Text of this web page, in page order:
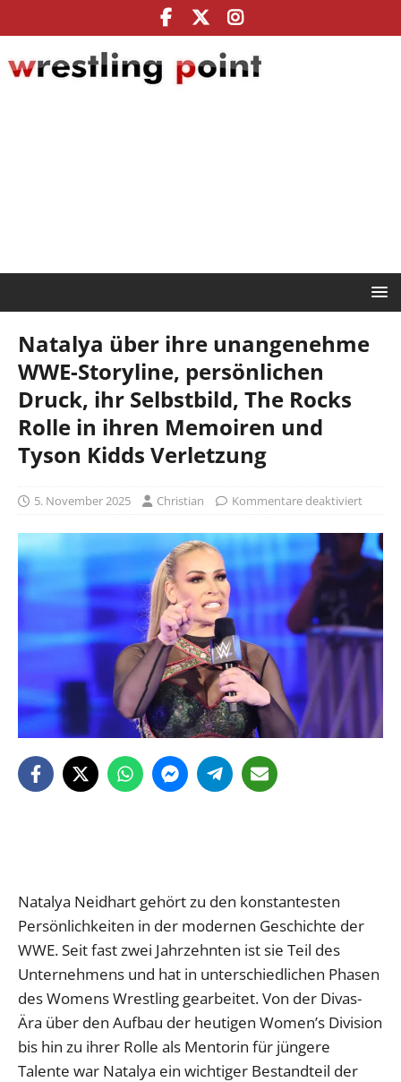
Natalya über ihre unangenehme
WWE-Storyline, persönlichen
Druck, ihr Selbstbild, The Rocks
Rolle in ihren Memoiren und
Tyson Kidds Verletzung
5. November 2025 Christian Kommentare deaktiviert
Natalya Neidhart gehört zu den konstantesten
Persönlichkeiten in der modernen Geschichte der
WWE. Seit fast zwei Jahrzehnten ist sie Teil des
Unternehmens und hat in unterschiedlichen Phasen
des Womens Wrestling gearbeitet. Von der Divas-
Ära über den Aufbau der heutigen Women’s Division
bis hin zu ihrer Rolle als Mentorin für jüngere
Talente war Natalya ein wichtiger Bestandteil der